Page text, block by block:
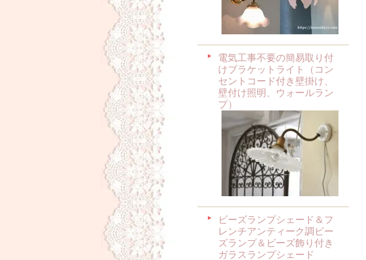
電気工事不要の簡易取り付
けブラケットライト（コン
セントコード付き壁掛け、
壁付け照明、ウォールラン
プ）
ビーズランプシェード＆フ
レンチアンティーク調ビー
ズランプ＆ビーズ飾り付き
ガラスランプシェード